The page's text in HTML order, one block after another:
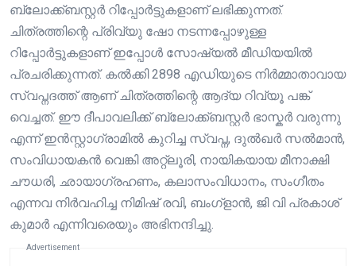
ബ്ലോക്ക്ബസ്റ്റർ റിപ്പോർട്ടുകളാണ് ലഭിക്കുന്നത്.
ചിത്രത്തിന്റെ പ്രിവ്യു ഷോ നടന്നപ്പോഴുള്ള
റിപ്പോർട്ടുകളാണ് ഇപ്പോൾ സോഷ്യൽ മീഡിയയിൽ
പ്രചരിക്കുന്നത്. കൽക്കി 2898 എഡിയുടെ നിർമ്മാതാവായ
സ്വപ്നദത്ത് ആണ് ചിത്രത്തിന്റെ ആദ്യ റിവ്യൂ പങ്ക്
വെച്ചത്. ഈ ദീപാവലിക്ക് ബ്ലോക്ക്ബസ്റ്റർ ഭാസ്കർ വരുന്നു
എന്ന് ഇൻസ്റ്റാഗ്രാമിൽ കുറിച്ച സ്വപ്ന, ദുൽഖർ സൽമാൻ,
സംവിധായകൻ വെങ്കി അറ്റ്ലൂരി, നായികയായ മീനാക്ഷി
ചൗധരി, ഛായാഗ്രഹണം, കലാസംവിധാനം, സംഗീതം
എന്നവ നിർവഹിച്ച നിമിഷ് രവി, ബംഗ്ളാൻ, ജി വി പ്രകാശ്
കുമാർ എന്നിവരെയും അഭിനന്ദിച്ചു.
Advertisement